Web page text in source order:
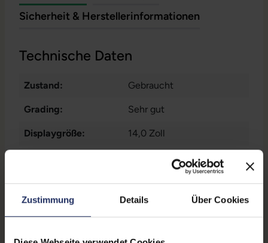
Zustimmung Details Über Cookies
Sicherheit & Herstellerinformationen
Technische Daten
Zustand: Gebraucht
Grading: Sehr gut
Displaygröße: 14,0 Zoll
1920 x 1080 FHD
Displayart: Mattes Display
Prozessor:
Intel Core i5 8365U @ 1,6
GHz